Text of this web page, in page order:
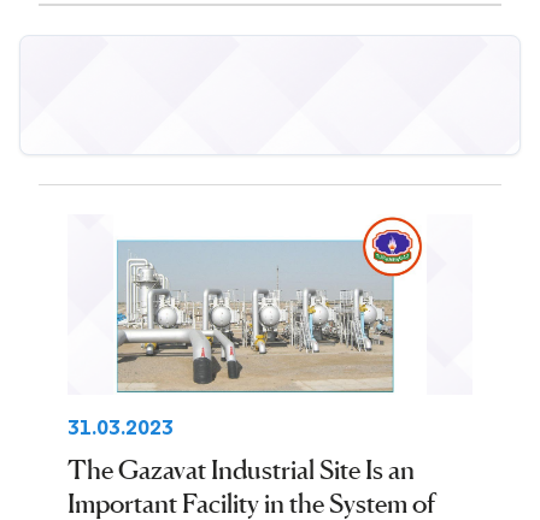
31.03.2023
The Gazavat Industrial Site Is an
Important Facility in the System of